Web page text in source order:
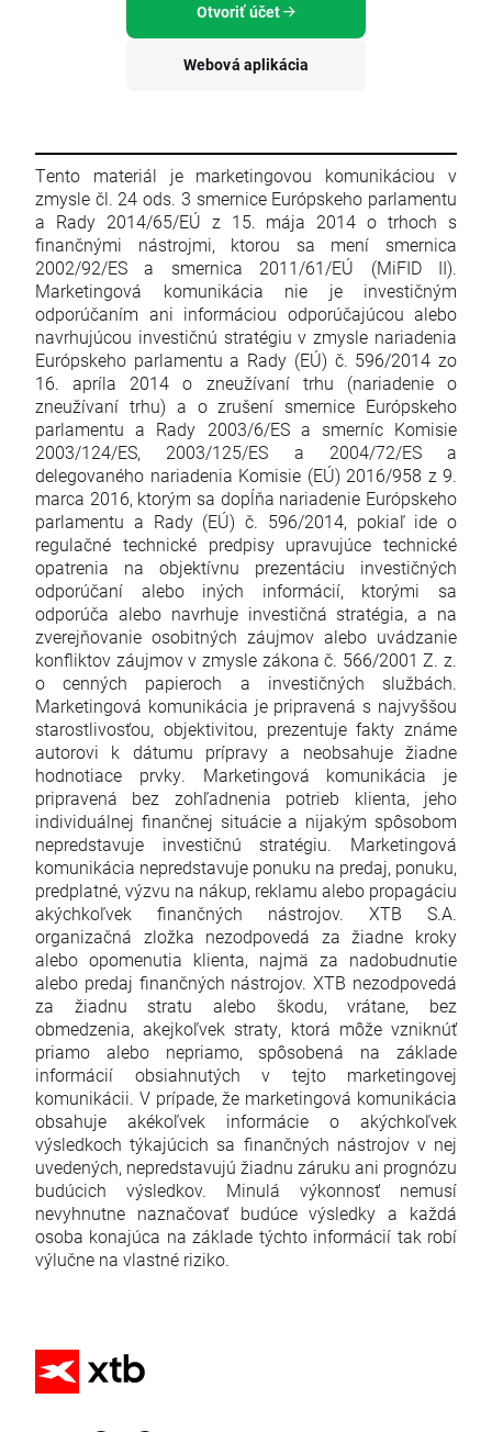
Otvoriť účet
Webová aplikácia
Tento materiál je marketingovou komunikáciou v
zmysle čl. 24 ods. 3 smernice Európskeho parlamentu
a Rady 2014/65/EÚ z 15. mája 2014 o trhoch s
finančnými nástrojmi, ktorou sa mení smernica
2002/92/ES a smernica 2011/61/EÚ (MiFID II).
Marketingová komunikácia nie je investičným
odporúčaním ani informáciou odporúčajúcou alebo
navrhujúcou investičnú stratégiu v zmysle nariadenia
Európskeho parlamentu a Rady (EÚ) č. 596/2014 zo
16. apríla 2014 o zneužívaní trhu (nariadenie o
zneužívaní trhu) a o zrušení smernice Európskeho
parlamentu a Rady 2003/6/ES a smerníc Komisie
2003/124/ES, 2003/125/ES a 2004/72/ES a
delegovaného nariadenia Komisie (EÚ) 2016/958 z 9.
marca 2016, ktorým sa dopĺňa nariadenie Európskeho
parlamentu a Rady (EÚ) č. 596/2014, pokiaľ ide o
regulačné technické predpisy upravujúce technické
opatrenia na objektívnu prezentáciu investičných
odporúčaní alebo iných informácií, ktorými sa
odporúča alebo navrhuje investičná stratégia, a na
zverejňovanie osobitných záujmov alebo uvádzanie
konfliktov záujmov v zmysle zákona č. 566/2001 Z. z.
o cenných papieroch a investičných službách.
Marketingová komunikácia je pripravená s najvyššou
starostlivosťou, objektivitou, prezentuje fakty známe
autorovi k dátumu prípravy a neobsahuje žiadne
hodnotiace prvky. Marketingová komunikácia je
pripravená bez zohľadnenia potrieb klienta, jeho
individuálnej finančnej situácie a nijakým spôsobom
nepredstavuje investičnú stratégiu. Marketingová
komunikácia nepredstavuje ponuku na predaj, ponuku,
predplatné, výzvu na nákup, reklamu alebo propagáciu
akýchkoľvek finančných nástrojov. XTB S.A.
organizačná zložka nezodpovedá za žiadne kroky
alebo opomenutia klienta, najmä za nadobudnutie
alebo predaj finančných nástrojov. XTB nezodpovedá
za žiadnu stratu alebo škodu, vrátane, bez
obmedzenia, akejkoľvek straty, ktorá môže vzniknúť
priamo alebo nepriamo, spôsobená na základe
informácií obsiahnutých v tejto marketingovej
komunikácii. V prípade, že marketingová komunikácia
obsahuje akékoľvek informácie o akýchkoľvek
výsledkoch týkajúcich sa finančných nástrojov v nej
uvedených, nepredstavujú žiadnu záruku ani prognózu
budúcich výsledkov. Minulá výkonnosť nemusí
nevyhnutne naznačovať budúce výsledky a každá
osoba konajúca na základe týchto informácií tak robí
výlučne na vlastné riziko.